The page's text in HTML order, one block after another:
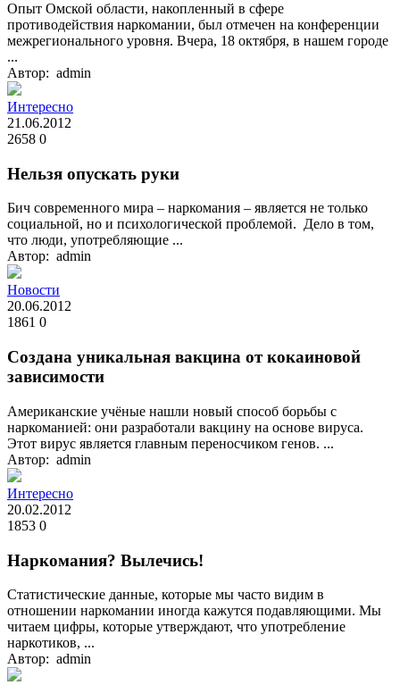
Опыт Омской области, накопленный в сфере
противодействия наркомании, был отмечен на конференции
межрегионального уровня. Вчера, 18 октября, в нашем городе
...
Автор: admin
Интересно
21.06.2012
2658 0
Нельзя опускать руки
Бич современного мира – наркомания – является не только
социальной, но и психологической проблемой. Дело в том,
что люди, употребляющие ...
Автор: admin
Новости
20.06.2012
1861 0
Создана уникальная вакцина от кокаиновой
зависимости
Американские учёные нашли новый способ борьбы с
наркоманией: они разработали вакцину на основе вируса.
Этот вирус является главным переносчиком генов. ...
Автор: admin
Интересно
20.02.2012
1853 0
Наркомания? Вылечись!
Статистические данные, которые мы часто видим в
отношении наркомании иногда кажутся подавляющими. Мы
читаем цифры, которые утверждают, что употребление
наркотиков, ...
Автор: admin